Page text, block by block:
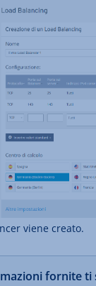
viene creato.
fornite ti